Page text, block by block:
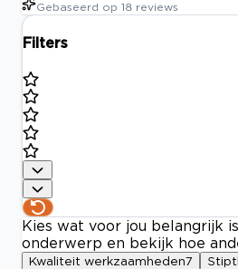
Gebaseerd op 18 reviews
Filters
Kies wat voor jou belangrijk is
onderwerp en bekijk hoe
Kwaliteit werkzaamheden7